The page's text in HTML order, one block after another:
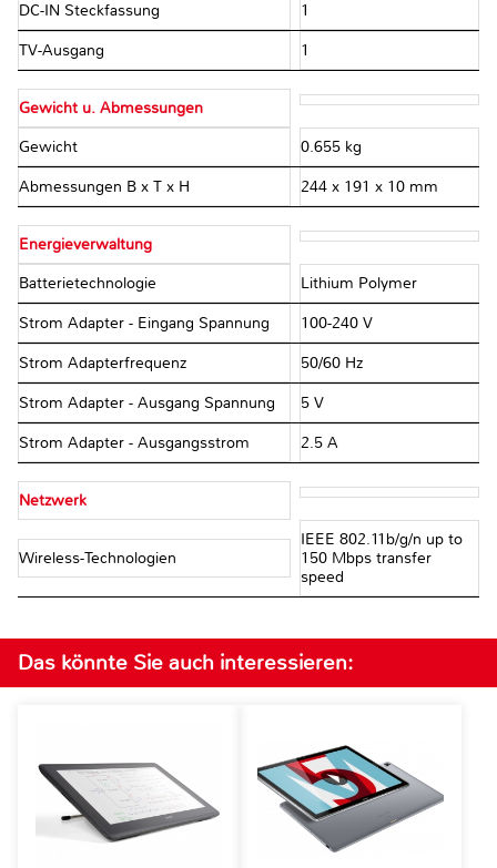
DC-IN Steckfassung 1
TV-Ausgang 1
Gewicht u. Abmessungen
Gewicht 0.655 kg
Abmessungen B x T x H 244 x 191 x 10 mm
Energieverwaltung
Batterietechnologie Lithium Polymer
Strom Adapter - Eingang Spannung 100-240 V
Strom Adapterfrequenz 50/60 Hz
Strom Adapter - Ausgang Spannung 5 V
Strom Adapter - Ausgangsstrom 2.5 A
Netzwerk
Wireless-Technologien
IEEE 802.11b/g/n up to
150 Mbps transfer
speed
Das könnte Sie auch interessieren: